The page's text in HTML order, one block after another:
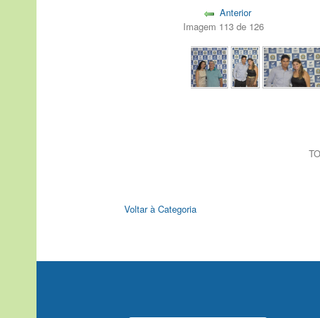
Anterior
Imagem 113 de 126
Voltar à Categoria